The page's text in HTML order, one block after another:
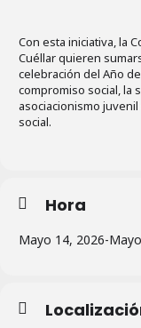
Con esta iniciativa, la
Cuéllar quieren
celebración del Año
compromiso social, la
asociacionismo
social.
Hora
Mayo 14, 2026-